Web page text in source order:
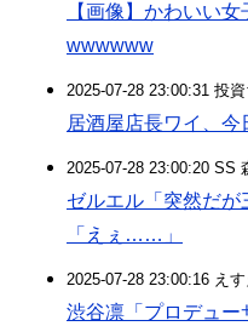
【画像】かわいい
wwwwww
2025-07-28 23:00:31 投
居酒屋店長ワイ、今
2025-07-28 23:00:20 SS
ゼルエル「突然だ
「えぇ……」
2025-07-28 23:00:16 え
渋谷凛「プロデュー